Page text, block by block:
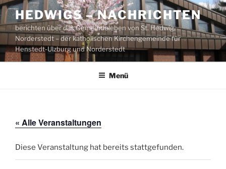
Zum
Inhalt
springen
HEDWIGS – NACHRICHTEN
berichten über das Gemeindeleben von St. Hedwig,
Norderstedt – der katholischen Kirchengemeinde für
Henstedt-Ulzburg und Norderstedt
Menü
« Alle Veranstaltungen
Diese Veranstaltung hat bereits stattgefunden.